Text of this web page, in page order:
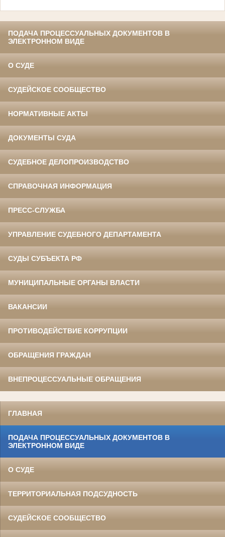
ПОДАЧА ПРОЦЕССУАЛЬНЫХ ДОКУМЕНТОВ В
ЭЛЕКТРОННОМ ВИДЕ
О СУДЕ
СУДЕЙСКОЕ СООБЩЕСТВО
НОРМАТИВНЫЕ АКТЫ
ДОКУМЕНТЫ СУДА
СУДЕБНОЕ ДЕЛОПРОИЗВОДСТВО
СПРАВОЧНАЯ ИНФОРМАЦИЯ
ПРЕСС-СЛУЖБА
УПРАВЛЕНИЕ СУДЕБНОГО ДЕПАРТАМЕНТА
СУДЫ СУБЪЕКТА РФ
МУНИЦИПАЛЬНЫЕ ОРГАНЫ ВЛАСТИ
ВАКАНСИИ
ПРОТИВОДЕЙСТВИЕ КОРРУПЦИИ
ОБРАЩЕНИЯ ГРАЖДАН
ВНЕПРОЦЕССУАЛЬНЫЕ ОБРАЩЕНИЯ
ГЛАВНАЯ
ПОДАЧА ПРОЦЕССУАЛЬНЫХ ДОКУМЕНТОВ В
ЭЛЕКТРОННОМ ВИДЕ
О СУДЕ
ТЕРРИТОРИАЛЬНАЯ ПОДСУДНОСТЬ
СУДЕЙСКОЕ СООБЩЕСТВО